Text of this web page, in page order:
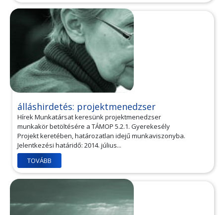
álláshirdetés: projektmenedzser
Hírek Munkatársat keresünk projektmenedzser
munkakör betöltésére a TÁMOP 5.2.1. Gyerekesély
Projekt keretében, határozatlan idejű munkaviszonyba.
Jelentkezési határidő: 2014. július...
TOVÁBB